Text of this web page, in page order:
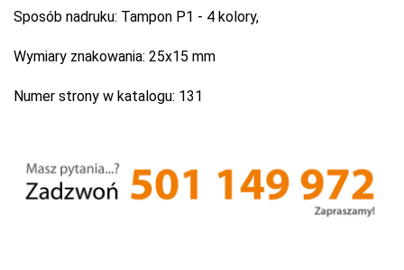
Sposób nadruku: Tampon P1 - 4 kolory,
Wymiary znakowania: 25x15 mm
Numer strony w katalogu: 131